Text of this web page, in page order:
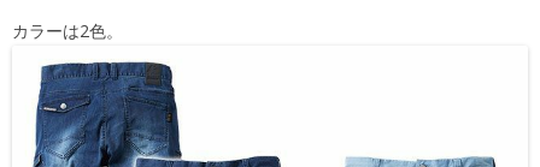
カラーは2色。